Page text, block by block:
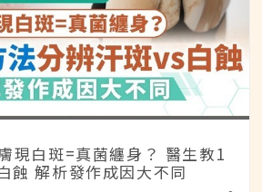
現白斑=真菌纏身？ 醫生教1
蝕 解析發作成因大不同